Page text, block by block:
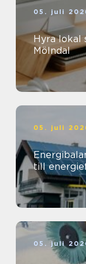
05. juli
Hyra lokal
Mölndal
05. juli
till
05. juli